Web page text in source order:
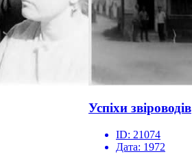
Успіхи звіроводів
ID: 21074
Дата: 1972